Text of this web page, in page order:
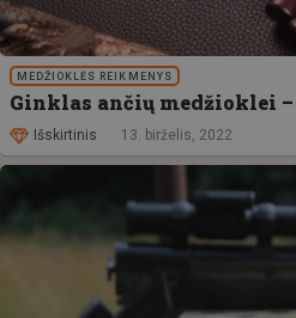
MEDŽIOKLĖS REIKMENYS
Ginklas ančių medžioklei
Išskirtinis 13. birželis, 2022